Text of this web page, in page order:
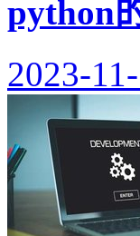
python
2023-